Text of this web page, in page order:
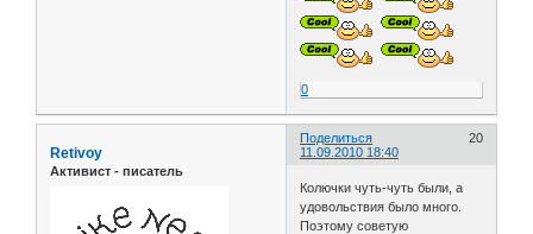
0
Поделиться
20
11.09.2010 18:40
Retivoy
Активист - писатель
Колючки чуть-чуть были, а
удовольствия было много.
Поэтому советую